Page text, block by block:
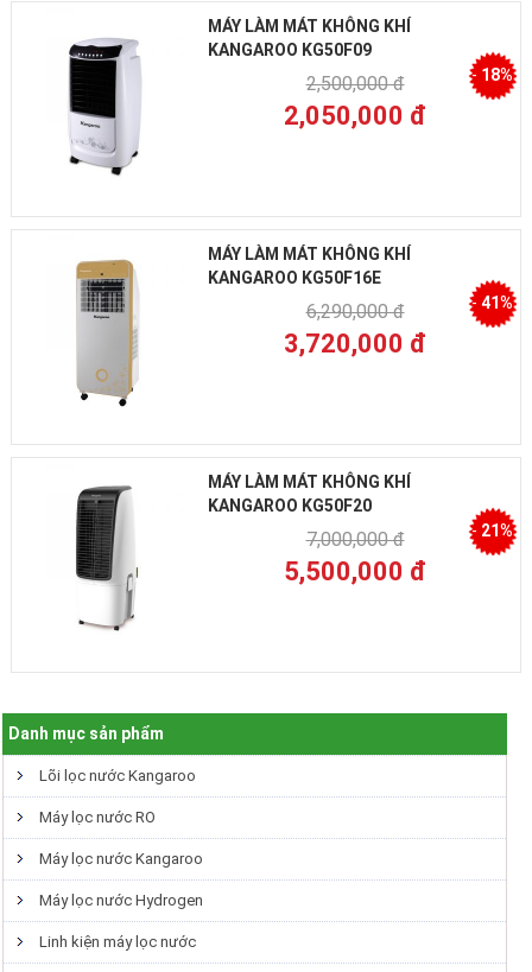
MÁY LÀM MÁT KHÔNG KHÍ
KANGAROO KG50F09
- 18%
2,500,000 đ
2,050,000 đ
MÁY LÀM MÁT KHÔNG KHÍ
KANGAROO KG50F16E
- 41%
6,290,000 đ
3,720,000 đ
MÁY LÀM MÁT KHÔNG KHÍ
KANGAROO KG50F20
- 21%
7,000,000 đ
5,500,000 đ
Danh mục sản phẩm
Lõi lọc nước Kangaroo
Máy lọc nước RO
Máy lọc nước Kangaroo
Máy lọc nước Hydrogen
Linh kiện máy lọc nước